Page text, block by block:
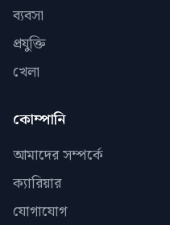
ব্যবসা
প্রযুক্তি
খেলা
কোম্পানি
আমাদের সম্পর্কে
ক্যারিয়ার
যোগাযোগ